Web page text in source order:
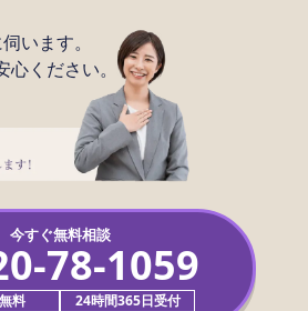
います。
ください。
今すぐ無料相談
78-1059
料 24時間365日受付